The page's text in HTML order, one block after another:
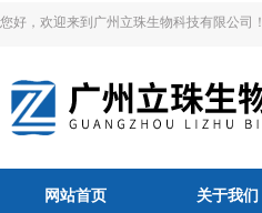
您好，欢迎来到广州立珠生物科技有限公司！
网站首页 关于我们